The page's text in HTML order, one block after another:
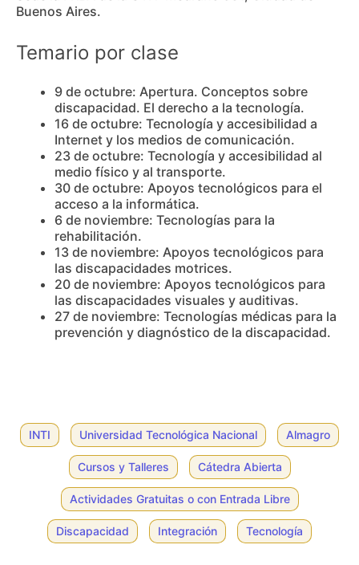
Buenos Aires.
Temario por clase
9 de octubre: Apertura. Conceptos sobre
discapacidad. El derecho a la tecnología.
16 de octubre: Tecnología y accesibilidad a
Internet y los medios de comunicación.
23 de octubre: Tecnología y accesibilidad al
medio físico y al transporte.
30 de octubre: Apoyos tecnológicos para el
acceso a la informática.
6 de noviembre: Tecnologías para la
rehabilitación.
13 de noviembre: Apoyos tecnológicos para
las discapacidades motrices.
20 de noviembre: Apoyos tecnológicos para
las discapacidades visuales y auditivas.
27 de noviembre: Tecnologías médicas para la
prevención y diagnóstico de la discapacidad.
INTI Universidad Tecnológica Nacional Almagro
Cursos y Talleres Cátedra Abierta
Actividades Gratuitas o con Entrada Libre
Discapacidad Integración Tecnología